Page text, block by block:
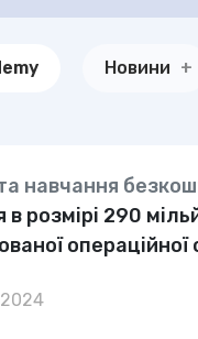
Новини
навчання
в розмірі 290